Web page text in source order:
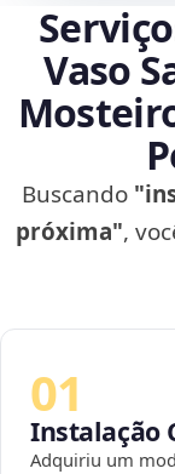
Vaso
Buscando
próxima",
01
Instalação
Adquiriu um